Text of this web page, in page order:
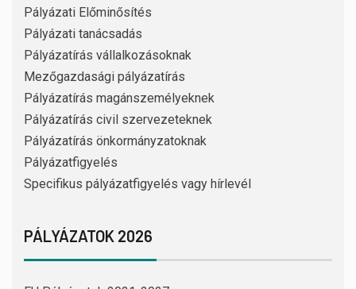
Pályázati Előminősítés
Pályázati tanácsadás
Pályázatírás vállalkozásoknak
Mezőgazdasági pályázatírás
Pályázatírás magánszemélyeknek
Pályázatírás civil szervezeteknek
Pályázatírás önkormányzatoknak
Pályázatfigyelés
Specifikus pályázatfigyelés vagy hírlevél
PÁLYÁZATOK 2026